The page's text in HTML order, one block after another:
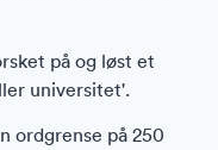
på og løst et
universitet'.
ordgrense på 250